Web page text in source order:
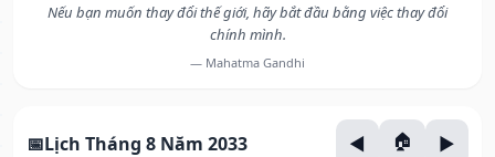
Nếu bạn muốn thay đổi thế giới, hãy bắt đầu bằng việc thay đổi
chính mình.
— Mahatma Gandhi
Lịch Tháng 8 Năm 2033